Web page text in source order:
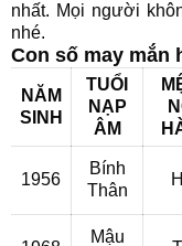
nhất. Mọi người
nhé.
Con số may mắn
NĂM
SINH
TUỔI
NẠP
ÂM
1956
Bính
Thân
Mậu